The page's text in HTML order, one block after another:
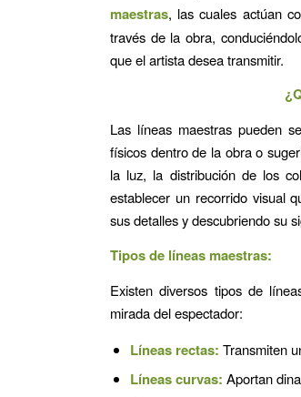
maestras, las cuales actúan
través de la obra,
que el artista desea transmitir.
Las líneas maestras pueden
físicos dentro de la obra o
la luz, la distribución de los
establecer un recorrido visual
sus detalles y descubriendo su
Tipos de líneas maestras:
Existen diversos tipos de
mirada del espectador:
Líneas rectas: Transmiten
Líneas curvas: Aportan